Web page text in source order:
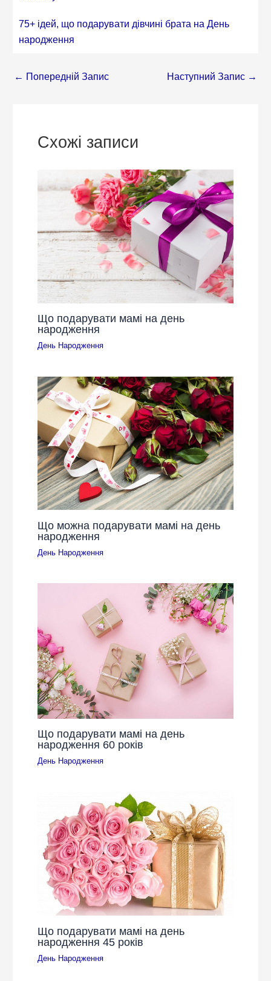
75+ ідей, що подарувати дівчині брата на День
народження
← Попередній Запис Наступний Запис →
Схожі записи
Що подарувати мамі на день
народження
День Народження
Що можна подарувати мамі на день
народження
День Народження
Що подарувати мамі на день
народження 60 років
День Народження
Що подарувати мамі на день
народження 45 років
День Народження